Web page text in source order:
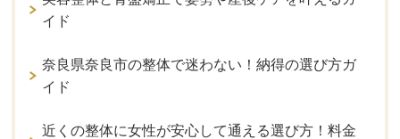
イド
奈良県奈良市の整体で迷わない！納得の選び方ガ
イド
近くの整体に女性が安心して通える選び方！料金